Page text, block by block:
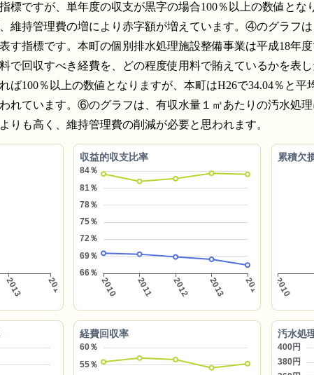
標ですが、単年度の収支が黒字の場合100％以上の数値とな
維持管理費の増により赤字額が増えています。④のグラフ
す指標です。本町の個別排水処理施設整備事業は平成18年
で回収すべき経費を、どの程度使用料で賄えているかを表
ば100％以上の数値となりますが、本町はH26で34.04％と
れています。⑥のグラフは、有収水量１㎥あたりの汚水処
りも高く、維持管理費の削減が必要と思われます。
収益的収支比率 累積欠
経費回収率 汚水処